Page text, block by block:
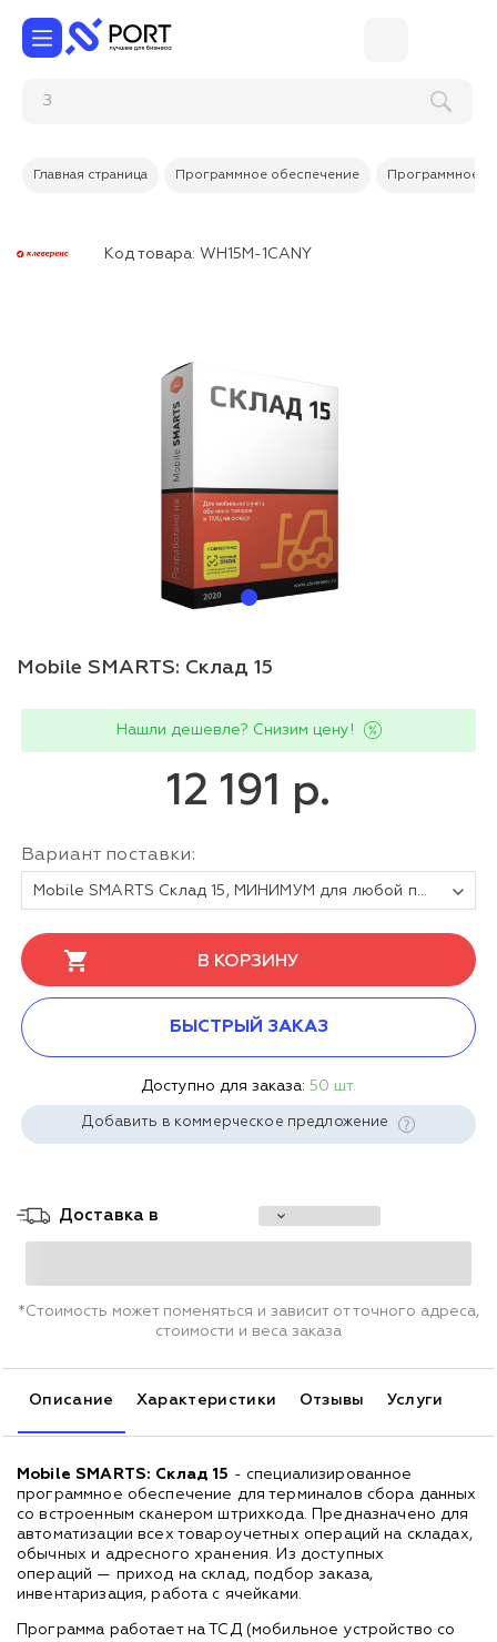
Замена ди
Главная страница Программное обеспечение Программное
Код товара: WH15M-1CANY
Mobile SMARTS: Склад 15
Нашли дешевле? Снизим цену!
12 191 р.
Вариант поставки:
Mobile SMARTS Склад 15, МИНИМУМ для любой поддерживаемой конфигурации 1С
В КОРЗИНУ
БЫСТРЫЙ ЗАКАЗ
Доступно для заказа: 50 шт.
Добавить в коммерческое предложение
Доставка в
*Стоимость может поменяться и зависит от точного адреса,
стоимости и веса заказа
Описание Характеристики Отзывы Услуги
Mobile SMARTS: Склад 15 - специализированное
программное обеспечение для терминалов сбора данных
со встроенным сканером штрихкода. Предназначено для
автоматизации всех товароучетных операций на складах,
обычных и адресного хранения. Из доступных
операций — приход на склад, подбор заказа,
инвентаризация, работа с ячейками.
Программа работает на ТСД (мобильное устройство со